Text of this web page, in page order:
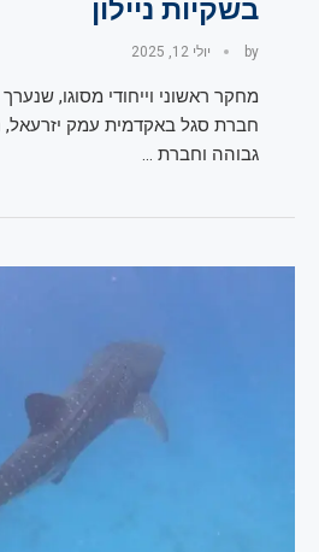
בשקיות ניילון
by יולי 12, 2025
מחקר ראשוני וייחודי מסוגו,
חברת סגל באקדמית עמק
גבוהה וחברת …